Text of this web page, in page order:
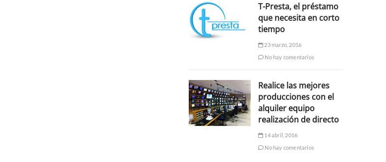
T-Presta, el préstamo
que necesita en corto
tiempo
23 marzo, 2016
No hay comentarios
Realice las mejores
producciones con el
alquiler equipo
realización de directo
14 abril, 2016
No hay comentarios